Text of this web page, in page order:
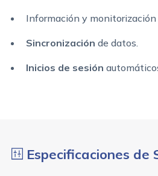
Información y monitorización
Sincronización de datos.
Inicios de sesión
Especificaciones de